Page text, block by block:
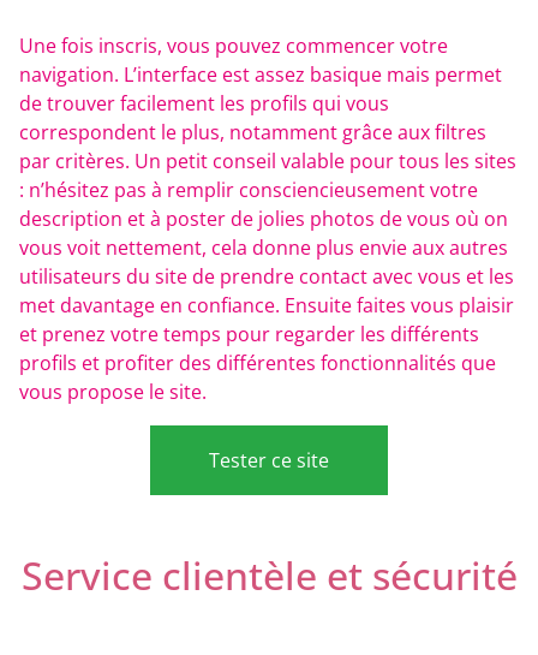
Une fois inscris, vous pouvez commencer votre
navigation. L’interface est assez basique mais permet
de trouver facilement les profils qui vous
correspondent le plus, notamment grâce aux filtres
par critères. Un petit conseil valable pour tous les sites
: n’hésitez pas à remplir consciencieusement votre
description et à poster de jolies photos de vous où on
vous voit nettement, cela donne plus envie aux autres
utilisateurs du site de prendre contact avec vous et les
met davantage en confiance. Ensuite faites vous plaisir
et prenez votre temps pour regarder les différents
profils et profiter des différentes fonctionnalités que
vous propose le site.
Tester ce site
Service clientèle et sécurité